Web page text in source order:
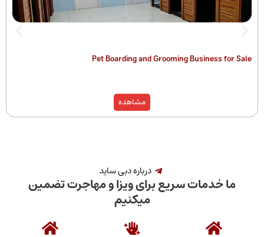
Pet Boarding and Grooming
درباره دبی ساید
سریع برای ویزا و مهاجرت تضمین